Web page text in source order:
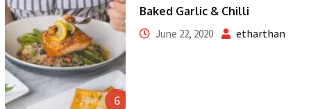
6
Baked Garlic & Chilli
June 22, 2020 etharthan